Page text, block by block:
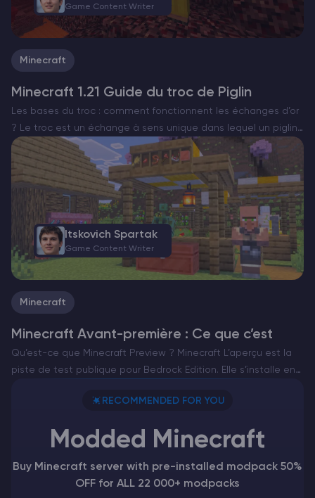
Minecraft
Minecraft 1.21 Guide du troc de Piglin
Les bases du troc : comment fonctionnent les échanges d’or
? Le troc est un échange à sens unique dans lequel un piglin
adulte inspecte un seul lingot d’or que vous lui donnez et
laisse…
Game Content Writer
Minecraft
Minecraft Avant-première : Ce que c’est
Qu’est-ce que Minecraft Preview ? Minecraft L’aperçu est la
piste de test publique pour Bedrock Edition. Elle s’installe en
plateformes, ce qui vous permet d’essayer…
Itskovich Spartak
Game Content Writer
RECOMMENDED FOR YOU
Modded Minecraft
Buy Minecraft server with pre-installed modpack 50%
OFF for ALL 22 000+ modpacks